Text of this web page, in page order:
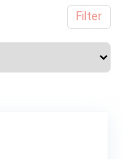
Filter